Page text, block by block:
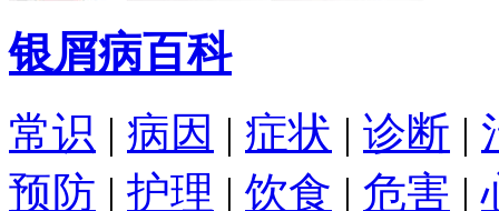
银屑病百科
常识 | 病因 | 症状 | 诊断 |
预防 | 护理 | 饮食 | 危害 |